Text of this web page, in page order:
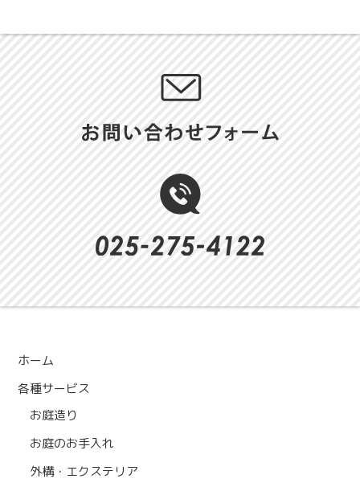
ホーム
各種サービス
お庭造り
お庭のお手入れ
外構・エクステリア